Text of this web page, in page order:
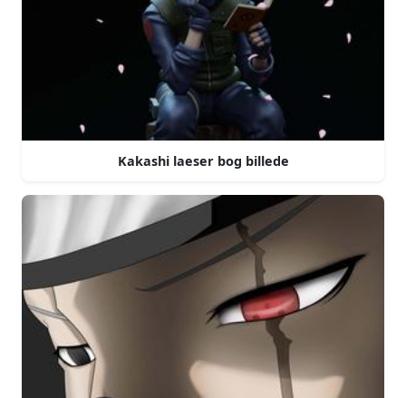
Kakashi laeser bog billede